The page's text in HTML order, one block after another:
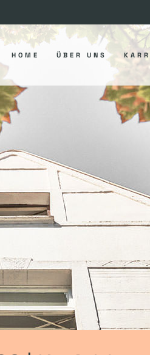
HOME ÜBER UNS